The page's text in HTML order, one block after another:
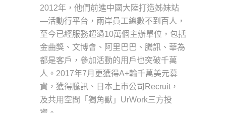
2012年，他們前進中國大陸打造姊妹站
—活動行平台，兩岸員工總數不到百人，
至今已經服務超過10萬個主辦單位，包括
金曲獎、文博會、阿里巴巴、騰訊、華為
都是客戶，參加活動的用戶也突破千萬
人。2017年7月更獲得A+輪千萬美元募
資，獲得騰訊、日本上市公司Recruit，
及共用空間「獨角獸」UrWork三方投